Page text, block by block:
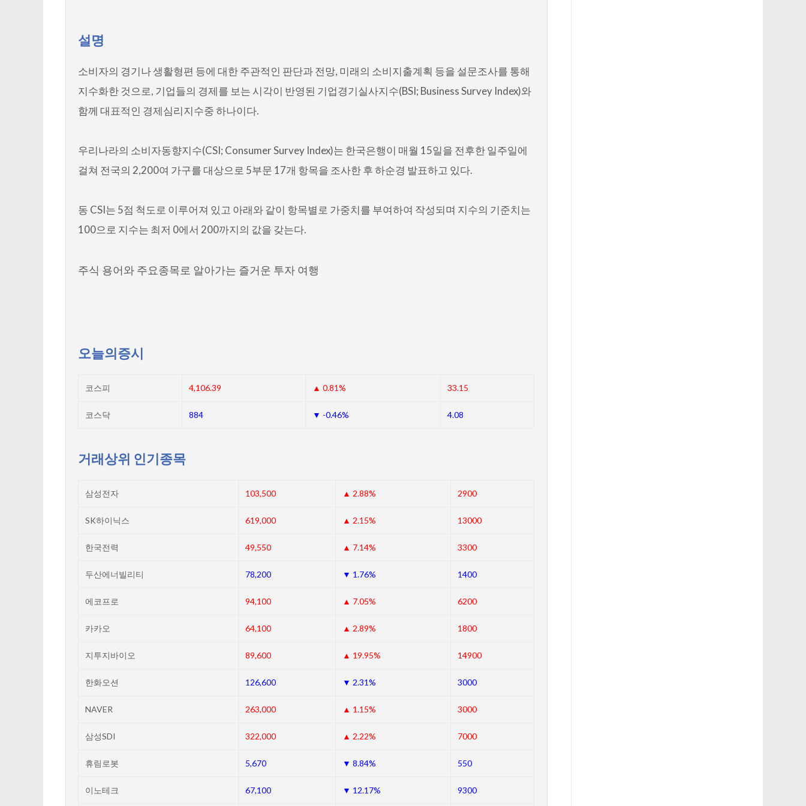
설명
소비자의 경기나 생활형편 등에 대한 주관적인 판단과 전망, 미래의 소비지출계획 등을 설문조사를 통해
지수화한 것으로, 기업들의 경제를 보는 시각이 반영된 기업경기실사지수(BSI; Business Survey Index)와
함께 대표적인 경제심리지수중 하나이다.
우리나라의 소비자동향지수(CSI; Consumer Survey Index)는 한국은행이 매월 15일을 전후한 일주일에
걸쳐 전국의 2,200여 가구를 대상으로 5부문 17개 항목을 조사한 후 하순경 발표하고 있다.
동 CSI는 5점 척도로 이루어져 있고 아래와 같이 항목별로 가중치를 부여하여 작성되며 지수의 기준치는
100으로 지수는 최저 0에서 200까지의 값을 갖는다.
주식 용어와 주요종목로 알아가는 즐거운 투자 여행
오늘의증시
코스피 4,106.39 ▲ 0.81% 33.15
코스닥 884 ▼ -0.46% 4.08
거래상위 인기종목
삼성전자 103,500 ▲ 2.88% 2900
SK하이닉스 619,000 ▲ 2.15% 13000
한국전력 49,550 ▲ 7.14% 3300
두산에너빌리티 78,200 ▼ 1.76% 1400
에코프로 94,100 ▲ 7.05% 6200
카카오 64,100 ▲ 2.89% 1800
지투지바이오 89,600 ▲ 19.95% 14900
한화오션 126,600 ▼ 2.31% 3000
NAVER 263,000 ▲ 1.15% 3000
삼성SDI 322,000 ▲ 2.22% 7000
휴림로봇 5,670 ▼ 8.84% 550
이노테크 67,100 ▼ 12.17% 9300